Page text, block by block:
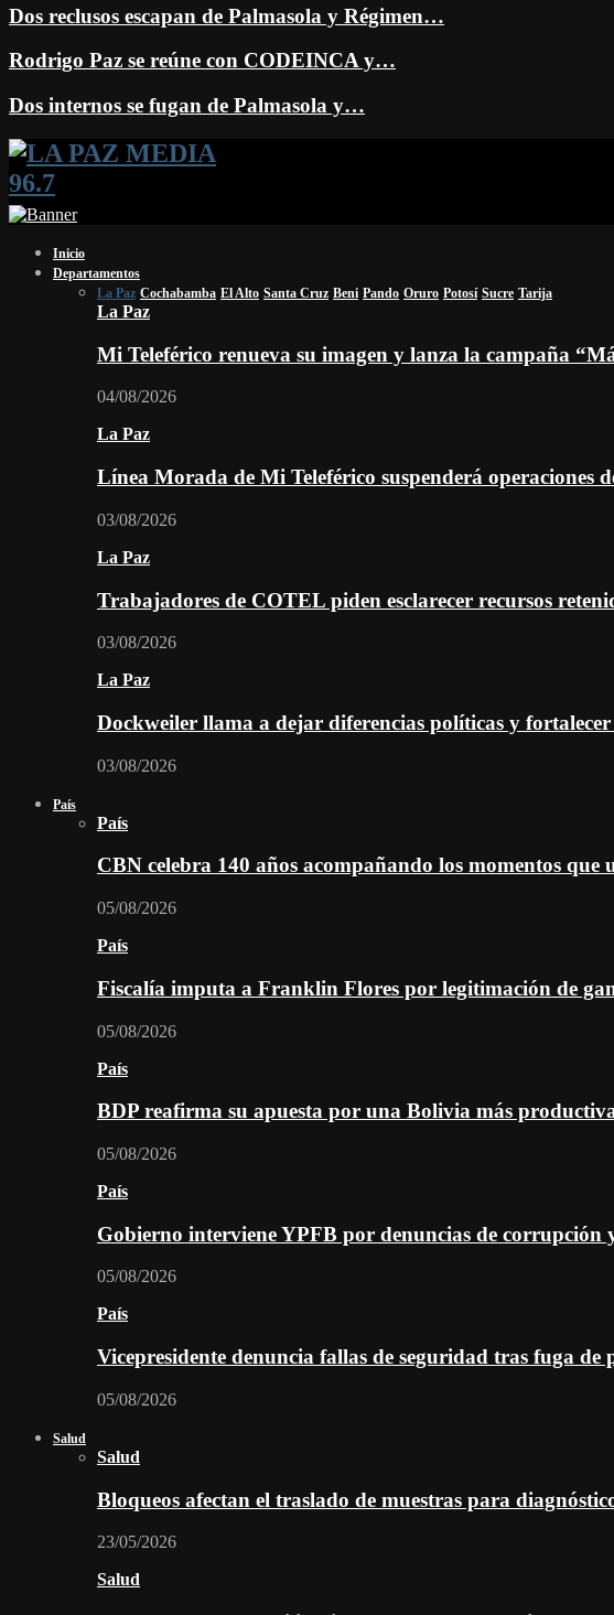
Dos reclusos escapan de Palmasola y Régimen…
Rodrigo Paz se reúne con CODEINCA y…
Dos internos se fugan de Palmasola y…
Facebook
Twitter
Instagram
Youtube
Email
Twitch
Whatsapp
Inicio
Departamentos
La Paz Cochabamba El Alto Santa Cruz Beni Pando Oruro Potosí Sucre Tarija
La Paz
Mi Teleférico renueva su imagen y lanza la campaña
04/08/2026
La Paz
Línea Morada de Mi Teleférico suspenderá operaciones
03/08/2026
La Paz
Trabajadores de COTEL piden esclarecer recursos
03/08/2026
La Paz
Dockweiler llama a dejar diferencias políticas y
03/08/2026
País
País
CBN celebra 140 años acompañando los momentos que
05/08/2026
País
Fiscalía imputa a Franklin Flores por legitimación de
05/08/2026
País
BDP reafirma su apuesta por una Bolivia más
05/08/2026
País
Gobierno interviene YPFB por denuncias de
05/08/2026
País
Vicepresidente denuncia fallas de seguridad tras fuga
05/08/2026
Salud
Salud
Bloqueos afectan el traslado de muestras para
23/05/2026
Salud